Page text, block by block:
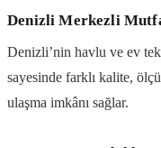
Denizli Merkezli
Denizli’nin havlu ve ev
sayesinde farklı kalite,
ulaşma imkânı sağlar.